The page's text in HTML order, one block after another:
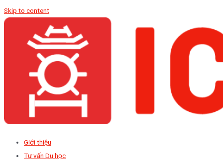
Skip to content
Giới thiệu
Tư vấn Du học